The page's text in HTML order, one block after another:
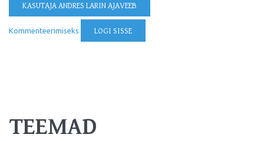
KASUTAJA ANDRES LARIN AJAVEEB
Kommenteerimiseks LOGI SISSE
TEEMAD